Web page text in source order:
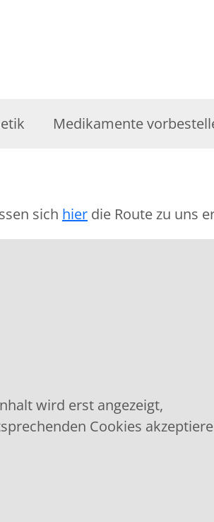
Medikamente
sich hier die Route zu uns
wird erst angezeigt,
Cookies